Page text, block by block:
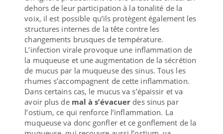
dehors de leur participation à la tonalité de la
voix, il est possible qu’ils protègent également les
structures internes de la tête contre les
changements brusques de température.
L’infection virale provoque une inflammation de
la muqueuse et une augmentation de la sécrétion
de mucus par la muqueuse des sinus. Tous les
rhumes s’accompagnent de cette inflammation.
Dans certains cas, le mucus va s’épaissir et va
avoir plus de mal à s’évacuer des sinus par
l’ostium, ce qui renforce l’inflammation. La
muqueuse va donc gonfler et ce gonflement de la